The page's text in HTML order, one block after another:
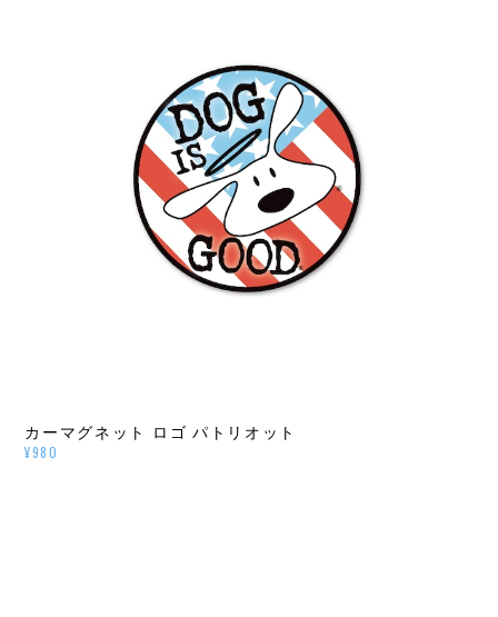
カーマグネット ロゴ パトリオット
¥980